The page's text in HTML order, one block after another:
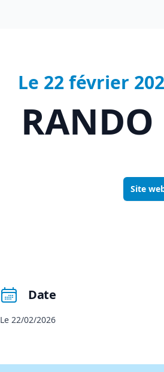
Le 22 février
Site
Date
Le 22/02/2026